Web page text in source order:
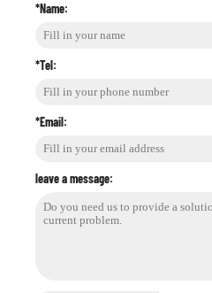
*Name:
*Tel:
*Email:
leave a message: